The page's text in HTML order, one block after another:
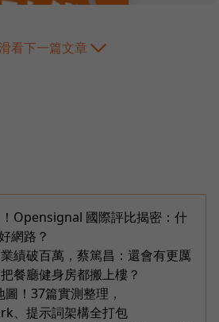
看下一篇文章
Opensignal 國際評比揭密：什
網路？
績破百萬，蔡篤昌：還會有更厲
餐廳健身房都搬上樓？
！37篇實測整理，
、提示詞架構全打包